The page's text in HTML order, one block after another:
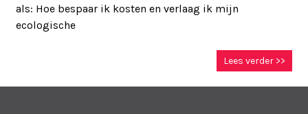
als: Hoe bespaar ik kosten en verlaag ik mijn
ecologische
Lees verder >>